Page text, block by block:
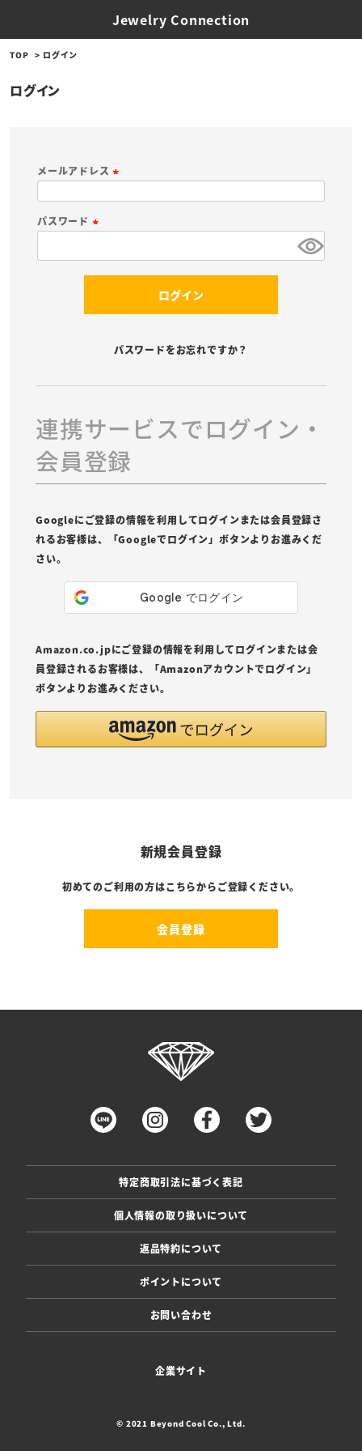
Jewelry Connection
TOP ログイン
ログイン
メールアドレス
須
パスワード
ログイン
パスワードをお忘れですか？
連携サービスでログイン・
会員登録
Googleにご登録の情報を利用してログインまたは会員登録さ
れるお客様は、「Googleでログイン」ボタンよりお進みくだ
さい。
Amazon.co.jpにご登録の情報を利用してログインまたは会
員登録されるお客様は、「Amazonアカウントでログイン」
ボタンよりお進みください。
新規会員登録
初めてのご利用の方はこちらからご登録ください。
会員登録
特定商取引法に基づく表記
個人情報の取り扱いについて
返品特約について
ポイントについて
お問い合わせ
企業サイト
© 2021 Beyond Cool Co., Ltd.